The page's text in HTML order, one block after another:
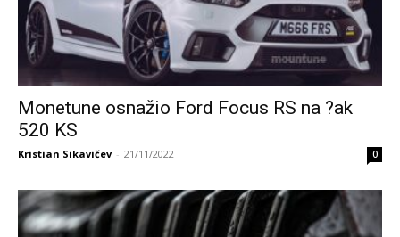
Monetune osnažio Ford Focus RS na ?ak
520 KS
Kristian Sikavičev - 21/11/2022 0